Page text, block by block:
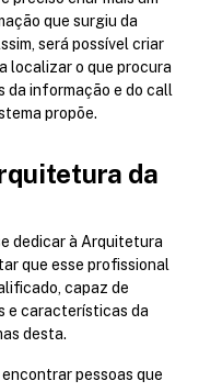
que surgiu da
será possível criar
localizar o que procura
da informação e do call
propõe.
da
dedicar à Arquitetura
que esse profissional
capaz de
desta.
pessoas que